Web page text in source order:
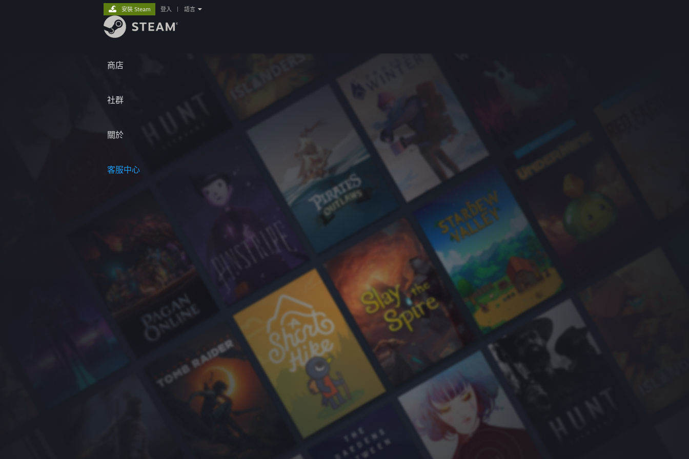
商店
社群
關於
客服中心
安裝 Steam 登入 語言